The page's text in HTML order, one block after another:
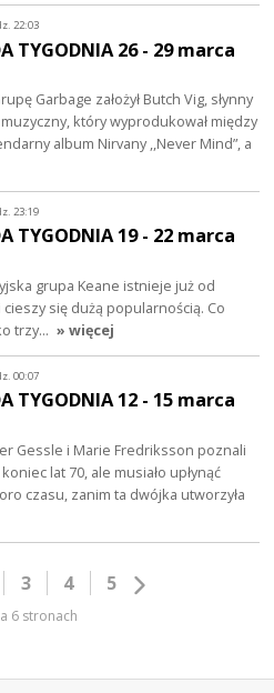
22:03
TYGODNIA 26 - 29 marca
Garbage założył Butch Vig, słynny
który wyprodukował między
album Nirvany ,,Never Mind”, a
23:19
TYGODNIA 19 - 22 marca
grupa Keane istnieje już od
się dużą popularnością. Co
trzy… » więcej
00:07
TYGODNIA 12 - 15 marca
Gessle i Marie Fredriksson poznali
lat 70, ale musiało upłynąć
czasu, zanim ta dwójka utworzyła
3 4 5
6 stronach